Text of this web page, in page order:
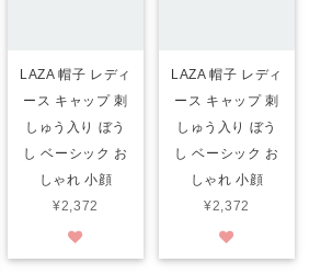
LAZA 帽子 レディ
ース キャップ 刺
しゅう入り ぼう
し ベーシック お
しゃれ 小顔
¥2,372
LAZA 帽子 レディ
ース キャップ 刺
しゅう入り ぼう
し ベーシック お
しゃれ 小顔
¥2,372